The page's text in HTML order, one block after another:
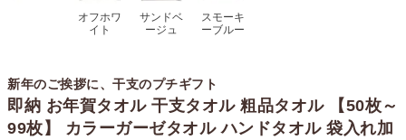
オフホワ
イト
サンドベ
ージュ
スモーキ
ーブルー
新年のご挨拶に、干支のプチギフト
即納 お年賀タオル 干支タオル 粗品タオル 【50枚～
99枚】 カラーガーゼタオル ハンドタオル 袋入れ加